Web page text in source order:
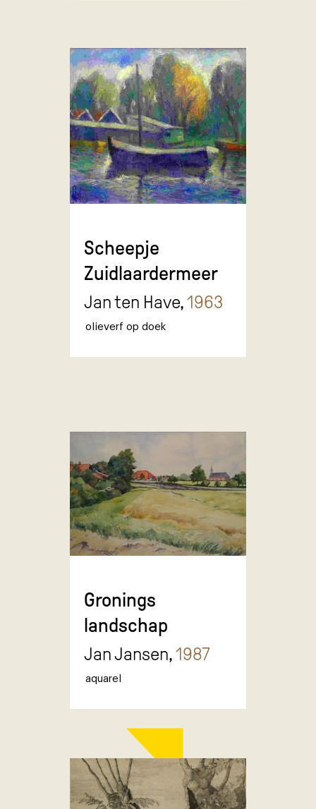
Scheepje
Zuidlaardermeer
Jan ten Have,1963
olieverf op doek
Gronings
landschap
Jan Jansen,1987
aquarel